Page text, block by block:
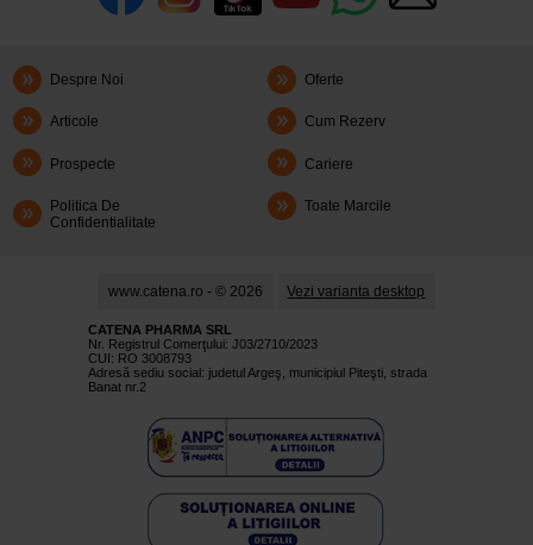
Despre Noi Oferte
Articole Cum Rezerv
Prospecte Cariere
Politica De
Confidentialitate
Toate Marcile
www.catena.ro - © 2026 Vezi varianta desktop
CATENA PHARMA SRL
Nr. Registrul Comerţului: J03/2710/2023
CUI: RO 3008793
Adresă sediu social: judetul Argeş, municipiul Piteşti, strada
Banat nr.2